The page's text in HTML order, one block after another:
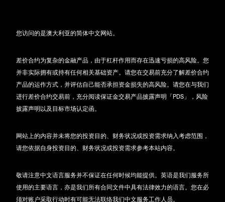
您访问的是澳大利亚的简体中文网站。
差价合约为复杂的金融产品，由于杠杆作用而存在迅速亏损的高风险。您
并非实际拥有或持有任何相关基础资产。请您在交易前充分了解差价合约
产品的运作方式，并评估自己能否承担资金损失的高风险。请您在与我们
进行差价合约交易前，充分阅读保证金交易产品披露声明「PDS」，风险
披露声明以及目标市场认定函。
网站上的内容并未将您的投资目的、财务状况或投资需求纳入考虑范围，
请您依据自身投资目的、财务状况或投资需求参考本站内容。
敬请注意中文语言服务并不保证在任何时候均能提供。英语是我们服务所
使用的主要语言，亦是我们所有合同文件中具有法律效力的语言。您在必
须对账户采取行动时有可能无法联络我们中文服务工作人员。